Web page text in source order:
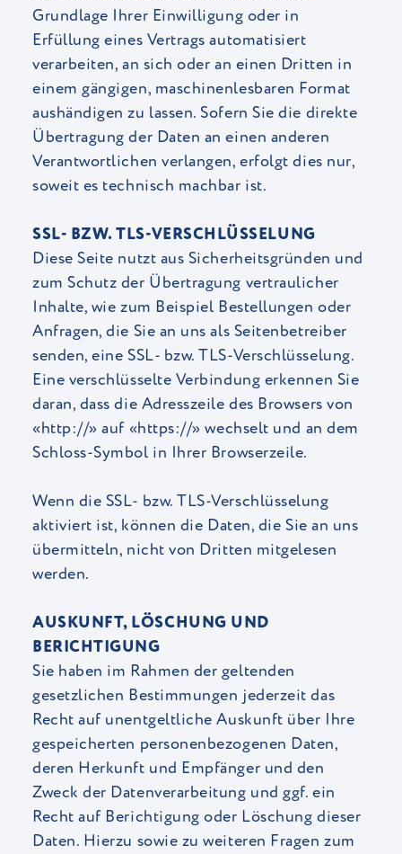
Grundlage Ihrer Einwilligung oder in
Erfüllung eines Vertrags automatisiert
verarbeiten, an sich oder an einen Dritten in
einem gängigen, maschinenlesbaren Format
aushändigen zu lassen. Sofern Sie die direkte
Übertragung der Daten an einen anderen
Verantwortlichen verlangen, erfolgt dies nur,
soweit es technisch machbar ist.
SSL- BZW. TLS-VERSCHLÜSSELUNG
Diese Seite nutzt aus Sicherheitsgründen und
zum Schutz der Übertragung vertraulicher
Inhalte, wie zum Beispiel Bestellungen oder
Anfragen, die Sie an uns als Seitenbetreiber
senden, eine SSL- bzw. TLS-Verschlüsselung.
Eine verschlüsselte Verbindung erkennen Sie
daran, dass die Adresszeile des Browsers von
«http://» auf «https://» wechselt und an dem
Schloss-Symbol in Ihrer Browserzeile.
Wenn die SSL- bzw. TLS-Verschlüsselung
aktiviert ist, können die Daten, die Sie an uns
übermitteln, nicht von Dritten mitgelesen
werden.
AUSKUNFT, LÖSCHUNG UND
BERICHTIGUNG
Sie haben im Rahmen der geltenden
gesetzlichen Bestimmungen jederzeit das
Recht auf unentgeltliche Auskunft über Ihre
gespeicherten personenbezogenen Daten,
deren Herkunft und Empfänger und den
Zweck der Datenverarbeitung und ggf. ein
Recht auf Berichtigung oder Löschung dieser
Daten. Hierzu sowie zu weiteren Fragen zum